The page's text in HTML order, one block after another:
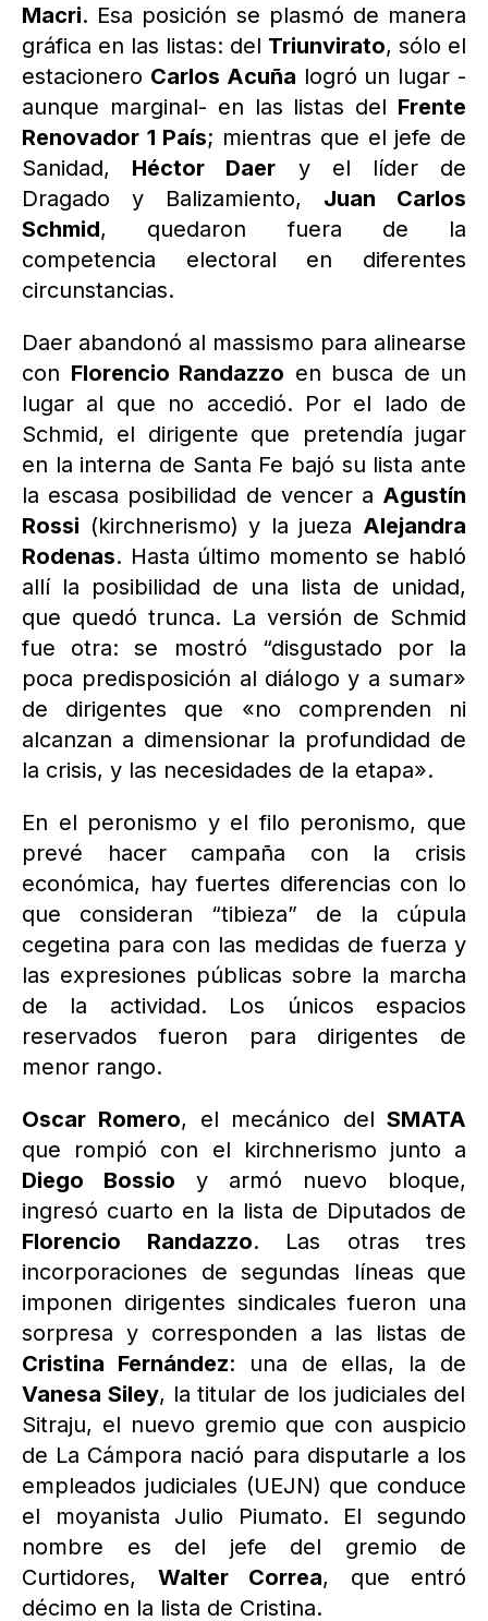
Macri. Esa posición se plasmó de manera
gráfica en las listas: del Triunvirato, sólo el
estacionero Carlos Acuña logró un lugar -
aunque marginal- en las listas del Frente
Renovador 1 País; mientras que el jefe de
Sanidad, Héctor Daer y el líder de
Dragado y Balizamiento, Juan Carlos
Schmid, quedaron fuera de la
competencia electoral en diferentes
circunstancias.
Daer abandonó al massismo para alinearse
con Florencio Randazzo en busca de un
lugar al que no accedió. Por el lado de
Schmid, el dirigente que pretendía jugar
en la interna de Santa Fe bajó su lista ante
la escasa posibilidad de vencer a Agustín
Rossi (kirchnerismo) y la jueza Alejandra
Rodenas. Hasta último momento se habló
allí la posibilidad de una lista de unidad,
que quedó trunca. La versión de Schmid
fue otra: se mostró “disgustado por la
poca predisposición al diálogo y a sumar»
de dirigentes que «no comprenden ni
alcanzan a dimensionar la profundidad de
la crisis, y las necesidades de la etapa».
En el peronismo y el filo peronismo, que
prevé hacer campaña con la crisis
económica, hay fuertes diferencias con lo
que consideran “tibieza” de la cúpula
cegetina para con las medidas de fuerza y
las expresiones públicas sobre la marcha
de la actividad. Los únicos espacios
reservados fueron para dirigentes de
menor rango.
Oscar Romero, el mecánico del SMATA
que rompió con el kirchnerismo junto a
Diego Bossio y armó nuevo bloque,
ingresó cuarto en la lista de Diputados de
Florencio Randazzo. Las otras tres
incorporaciones de segundas líneas que
imponen dirigentes sindicales fueron una
sorpresa y corresponden a las listas de
Cristina Fernández: una de ellas, la de
Vanesa Siley, la titular de los judiciales del
Sitraju, el nuevo gremio que con auspicio
de La Cámpora nació para disputarle a los
empleados judiciales (UEJN) que conduce
el moyanista Julio Piumato. El segundo
nombre es del jefe del gremio de
Curtidores, Walter Correa, que entró
décimo en la lista de Cristina.